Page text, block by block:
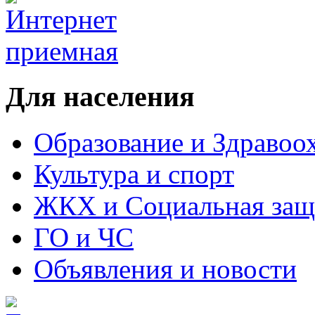
Для населения
Образование и
Культура и спорт
ЖКХ и Социальная
ГО и ЧС
Объявления и новости